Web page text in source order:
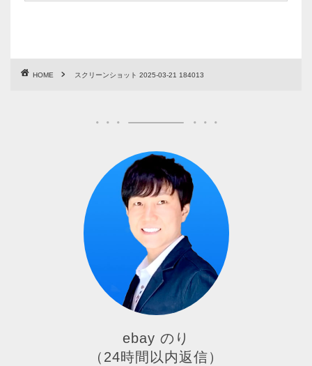
HOME スクリーンショット 2025-03-21 184013
ebay のり
（24時間以内返信）